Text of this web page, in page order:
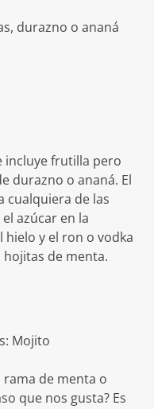
durazno o ananá
incluye frutilla pero
durazno o ananá. El
cualquiera de las
azúcar en la
hielo y el ron o vodka
de menta.
de menta o
que nos gusta? Es